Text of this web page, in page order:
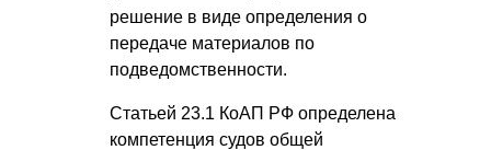
решение в виде определения о
передаче материалов по
подведомственности.
Статьей 23.1 КоАП РФ определена
компетенция судов общей